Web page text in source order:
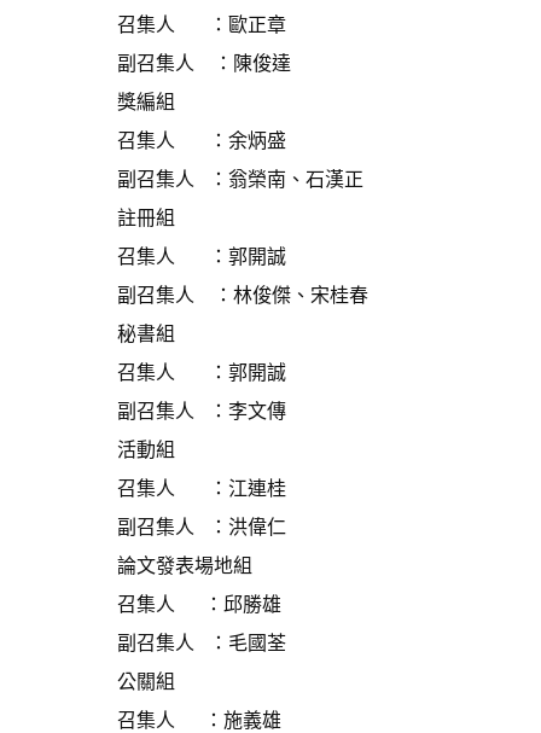
召集人 ：歐正章
副召集人 ：陳俊達
獎編組
召集人 ：余炳盛
副召集人 ：翁榮南、石漢正
註冊組
召集人 ：郭開誠
副召集人 ：林俊傑、宋桂春
秘書組
召集人 ：郭開誠
副召集人 ：李文傳
活動組
召集人 ：江連桂
副召集人 ：洪偉仁
論文發表場地組
召集人 ：邱勝雄
副召集人 ：毛國荃
公關組
召集人 ：施義雄